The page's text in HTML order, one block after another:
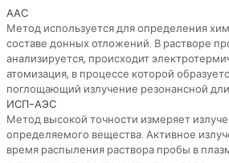
ААС
Метод используется для определения
составе донных отложений. В растворе
анализируется, происходит
атомизация, в процессе которой
поглощающий излучение резонансной
ИСП-АЭС
Метод высокой точности измеряет
определяемого вещества. Активное
время распыления раствора пробы в